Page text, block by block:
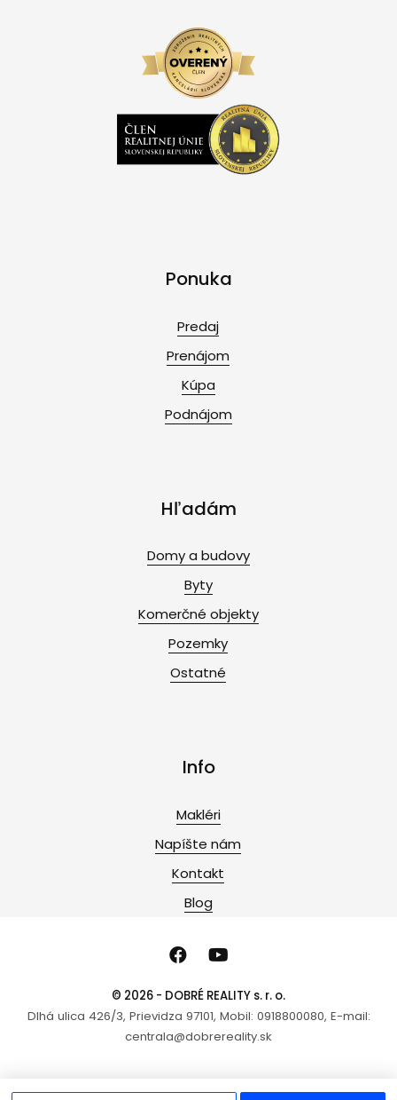
Ponuka
Predaj
Prenájom
Kúpa
Podnájom
Hľadám
Domy a budovy
Byty
Komerčné objekty
Pozemky
Ostatné
Info
Makléri
Napíšte nám
Kontakt
Blog
© 2026 - DOBRÉ REALITY s. r. o.
Dlhá ulica 426/3, Prievidza 97101, Mobil: 0918800080, E-mail:
centrala@dobrereality.sk